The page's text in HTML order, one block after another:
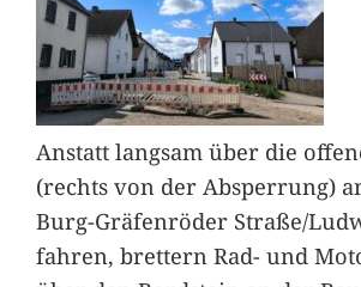
Anstatt langsam über die
(rechts von der Absperrung)
Burg-Gräfenröder Straße/
fahren, brettern Rad- und